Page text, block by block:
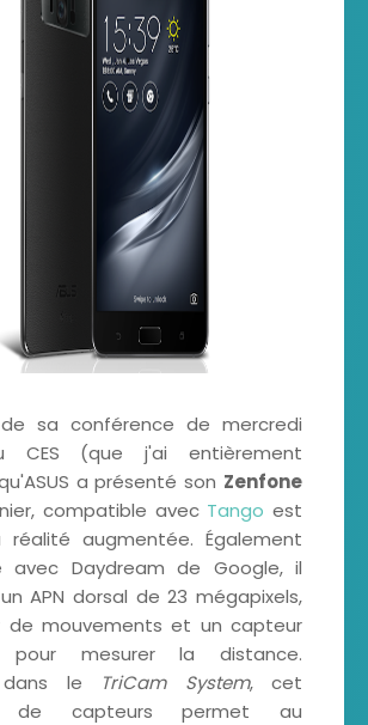
sa conférence de mercredi
CES (que j'ai entièrement
a présenté son Zenfone
compatible avec Tango est
augmentée. Également
avec Daydream de Google, il
APN dorsal de 23 mégapixels,
de mouvements et un capteur
pour mesurer la distance.
dans le
TriCam System, cet
de capteurs permet au